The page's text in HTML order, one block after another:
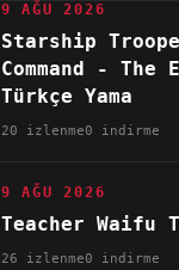
9 AĞU 2026
Starship
Command -
Türkçe Yama
20 izlenme0 indirme
9 AĞU 2026
Teacher Waifu
26 izlenme0 indirme